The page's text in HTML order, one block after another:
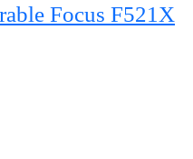
Focus F521X